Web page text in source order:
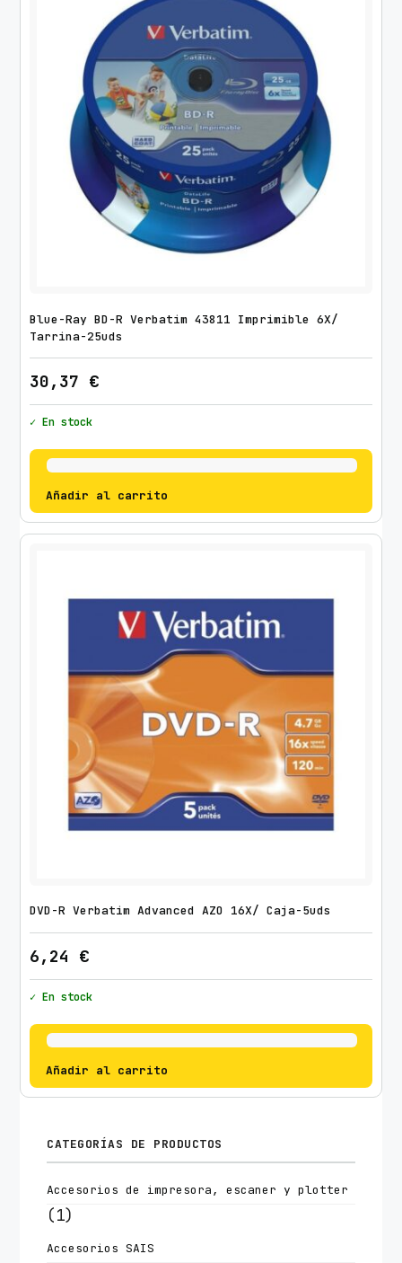
Blue-Ray BD-R Verbatim 43811 Imprimible 6X/
Tarrina-25uds
30,37 €
✓ En stock
Añadir al carrito
DVD-R Verbatim Advanced AZO 16X/ Caja-5uds
6,24 €
✓ En stock
Añadir al carrito
CATEGORÍAS DE PRODUCTOS
Accesorios de impresora, escaner y plotter
(1)
Accesorios SAIS